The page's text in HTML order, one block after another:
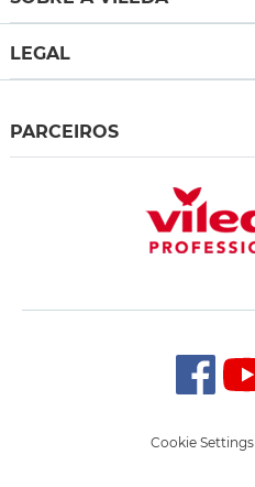
LEGAL
PARCEIROS
Cookie Settings